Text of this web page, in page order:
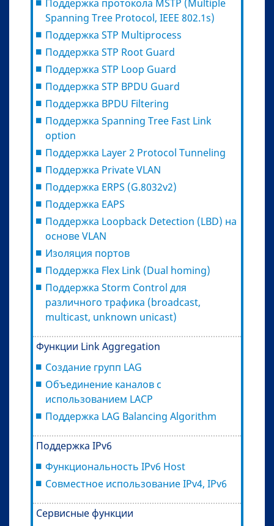
Поддержка протокола MSTP (Multiple
Spanning Tree Protocol, IEEE 802.1s)
Поддержка STP Multiprocess
Поддержка STP Root Guard
Поддержка STP Loop Guard
Поддержка STP BPDU Guard
Поддержка BPDU Filtering
Поддержка Spanning Tree Fast Link
option
Поддержка Layer 2 Protocol Tunneling
Поддержка Private VLAN
Поддержка ERPS (G.8032v2)
Поддержка EAPS
Поддержка Loopback Detection (LBD) на
основе VLAN
Изоляция портов
Поддержка Flex Link (Dual homing)
Поддержка Storm Control для
различного трафика (broadcast,
multicast, unknown unicast)
Функции Link Aggregation
Создание групп LAG
Объединение каналов с
использованием LACP
Поддержка LAG Balancing Algorithm
Поддержка IPv6
Функциональность IPv6 Host
Совместное использование IPv4, IPv6
Сервисные функции